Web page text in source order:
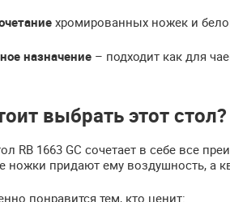
хромированных ножек и
назначение – подходит как для
выбрать этот стол?
RB 1663 GC сочетает в себе все
придают ему воздушность, а
понравится тем, кто ценит: